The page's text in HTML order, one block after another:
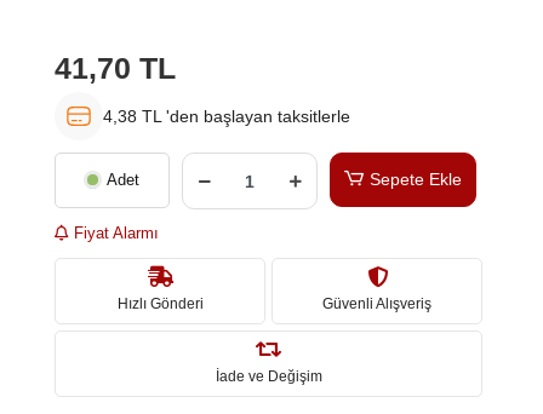
41,70 TL
4,38 TL 'den başlayan taksitlerle
Adet Sepete Ekle
Fiyat Alarmı
Hızlı Gönderi Güvenli Alışveriş
İade ve Değişim